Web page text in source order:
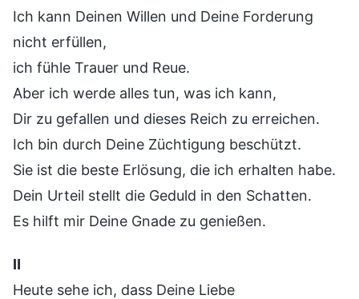
Ich kann Deinen Willen und Deine Forderung
nicht erfüllen,
ich fühle Trauer und Reue.
Aber ich werde alles tun, was ich kann,
Dir zu gefallen und dieses Reich zu erreichen.
Ich bin durch Deine Züchtigung beschützt.
Sie ist die beste Erlösung, die ich erhalten habe.
Dein Urteil stellt die Geduld in den Schatten.
Es hilft mir Deine Gnade zu genießen.
Ⅱ
Heute sehe ich, dass Deine Liebe